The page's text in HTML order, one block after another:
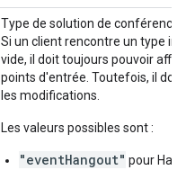
Type de solution de conférence.
Si un client rencontre un type
vide, il doit toujours pouvoir
points d'entrée. Toutefois, il doit
les modifications.
Les valeurs possibles sont :
"eventHangout" pour